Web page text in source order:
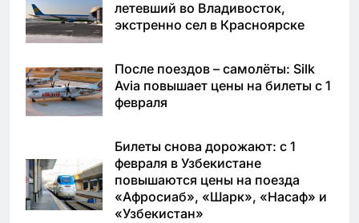
летевший во Владивосток,
экстренно сел в Красноярске
После поездов – самолёты: Silk
Avia повышает цены на билеты с 1
февраля
Билеты снова дорожают: с 1
февраля в Узбекистане
повышаются цены на поезда
«Афросиаб», «Шарк», «Насаф» и
«Узбекистан»